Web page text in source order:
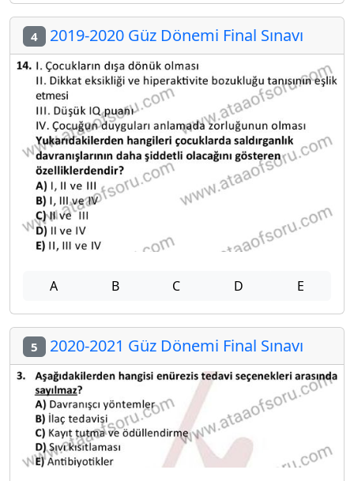
4 2019-2020 Güz Dönemi Final Sınavı
A B C D E
5 2020-2021 Güz Dönemi Final Sınavı